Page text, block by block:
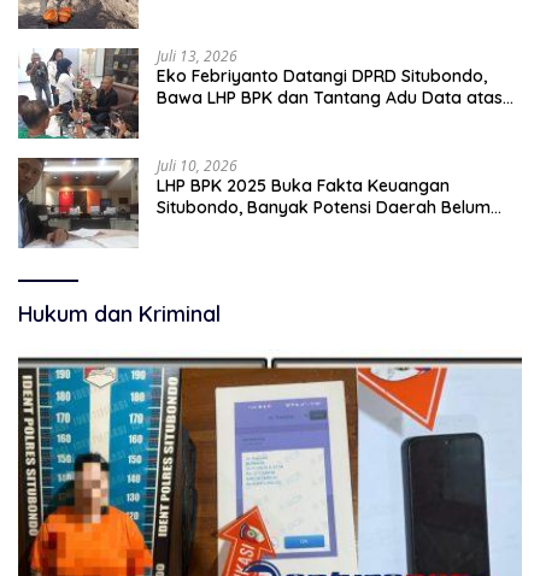
Juli 13, 2026
Eko Febriyanto Datangi DPRD Situbondo,
Bawa LHP BPK dan Tantang Adu Data atas
Juli 10, 2026
LHP BPK 2025 Buka Fakta Keuangan
Situbondo, Banyak Potensi Daerah Belum
Hukum dan Kriminal